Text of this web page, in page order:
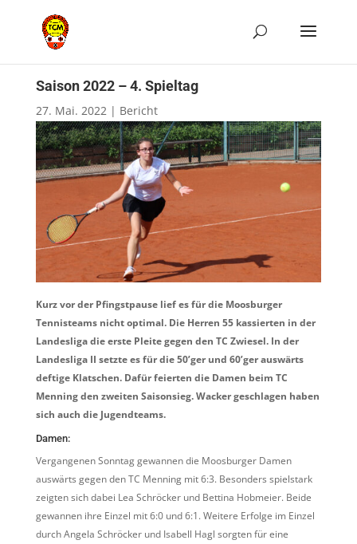
Saison 2022 – 4. Spieltag
27. Mai. 2022| Bericht
Kurz vor der Pfingstpause lief es für die Moosburger
Tennisteams nicht optimal. Die Herren 55 kassierten in der
Landesliga die erste Pleite gegen den TC Zwiesel. In der
Landesliga II setzte es für die 50’ger und 60’ger auswärts
deftige Klatschen. Dafür feierten die Damen beim TC
Menning den zweiten Saisonsieg. Wacker geschlagen haben
sich auch die Jugendteams.
Damen:
Vergangenen Sonntag gewannen die Moosburger Damen
auswärts gegen den TC Menning mit 6:3. Besonders spielstark
zeigten sich dabei Lea Schröcker und Bettina Hobmeier. Beide
gewannen ihre Einzel mit 6:0 und 6:1. Weitere Erfolge im Einzel
durch Angela Schröcker und Isabell Hagl sorgten für eine